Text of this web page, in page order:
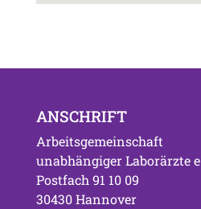
ANSCHRIFT
Arbeitsgemeinschaft
unabhängiger Laborärzte
Postfach 91 10 09
30430 Hannover